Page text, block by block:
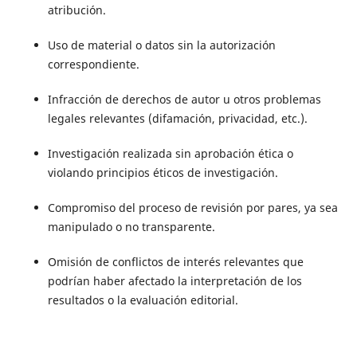
atribución.
Uso de material o datos sin la autorización
correspondiente.
Infracción de derechos de autor u otros problemas
legales relevantes (difamación, privacidad, etc.).
Investigación realizada sin aprobación ética o
violando principios éticos de investigación.
Compromiso del proceso de revisión por pares, ya sea
manipulado o no transparente.
Omisión de conflictos de interés relevantes que
podrían haber afectado la interpretación de los
resultados o la evaluación editorial.